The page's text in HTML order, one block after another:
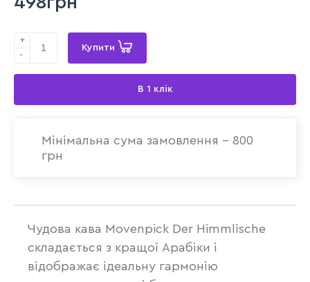
+
-
Купити
В 1 клік
Мінімальна сума замовлення - 800
грн
Чудова кава Movenpick Der Himmlische
складається з кращої Арабіки і
відображає ідеальну гармонію